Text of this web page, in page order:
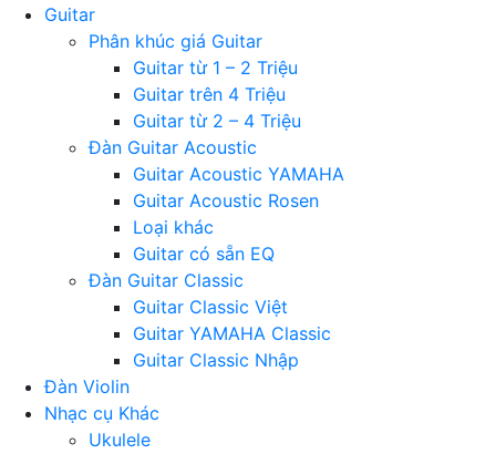
Guitar
Phân khúc giá Guitar
Guitar từ 1 – 2 Triệu
Guitar trên 4 Triệu
Guitar từ 2 – 4 Triệu
Đàn Guitar Acoustic
Guitar Acoustic YAMAHA
Guitar Acoustic Rosen
Loại khác
Guitar có sẵn EQ
Đàn Guitar Classic
Guitar Classic Việt
Guitar YAMAHA Classic
Guitar Classic Nhập
Đàn Violin
Nhạc cụ Khác
Ukulele